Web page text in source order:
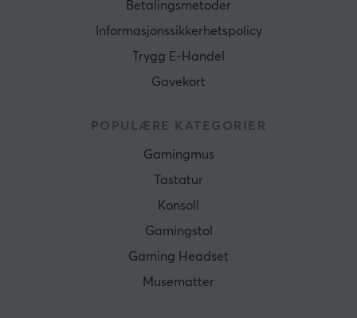
Betalingsmetoder
Informasjonssikkerhetspolicy
Trygg E-Handel
Gavekort
POPULÆRE KATEGORIER
Gamingmus
Tastatur
Konsoll
Gamingstol
Gaming Headset
Musematter